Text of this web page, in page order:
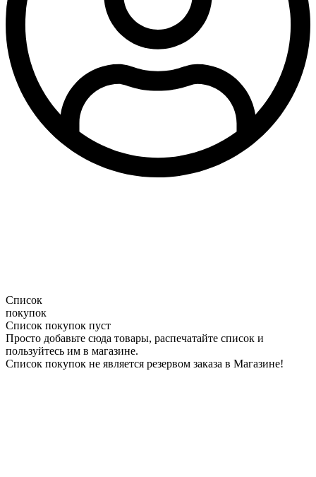
Список
покупок
Список покупок пуст
Просто добавьте сюда товары, распечатайте список и
пользуйтесь им в магазине.
Список покупок не является резервом заказа в Магазине!